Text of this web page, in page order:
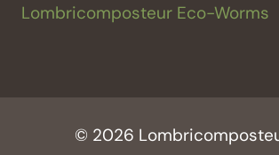
Lombricomposteur Eco-Worms
© 2026